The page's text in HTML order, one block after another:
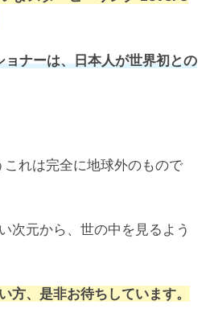
ナーは、日本人が世界初との
れは完全に地球外のもので
次元から、世の中を見るよう
方、是非お待ちしています。